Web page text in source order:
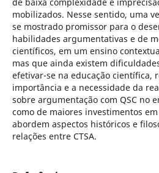
mobilizados. Nesse sentido, uma
se mostrado promissor para o
habilidades argumentativas e de
científicos, em um ensino
mas que ainda existem
efetivar-se na educação científica,
importância e a necessidade da
sobre argumentação com QSC no
como de maiores investimentos
abordem aspectos históricos e
relações entre CTSA.